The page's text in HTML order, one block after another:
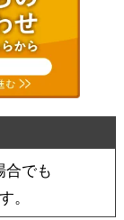
合でも
。